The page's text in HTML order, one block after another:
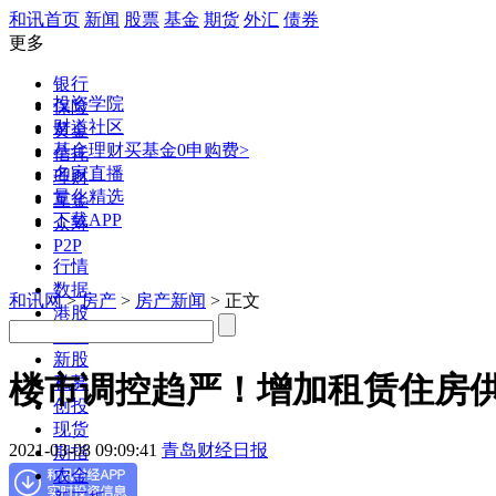
和讯首页 新闻 股票 基金 期货 外汇 债券
更多
银行
保险
黄金
信托
理财
互金
众筹
P2P
行情
数据
港股
新股
私募
创投
现货
期指
农金
投资学院
财道社区
基金理财买基金0申购费>
名家直播
量化精选
下载APP
和讯网>房产 > 房产新闻 > 正文
楼市调控趋严！增加租赁住房
2021-03-08 09:09:41 青岛财经日报